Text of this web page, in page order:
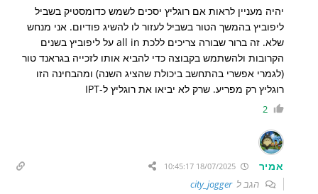
יהיה מעניין לראות אם רוגליץ יסכים לשמש כדומסטיק בשביל
ליפוביץ בהמשך הטור בשביל לעזור לו להשיג פודיום. אני מנחש
שלא. זה ברור שבורה צריכים ללכת all in על ליפוביץ בשנים
הקרובות ולהשתמש בקבוצה כדי להביא אותו לזכייה בגראנד טור
(לגמרי אפשרי בהתחשב ביכולת שהציג השנה) ומהבחינה הזו
רוגליץ רק מפריע. שרק לא יביאו את רוגליץ ל-IPT
2
אמיר 18/07/2025 10:45:17
הגב לcity_jogger